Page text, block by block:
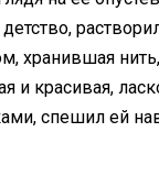
хранившая
и красивая,
спешил ей